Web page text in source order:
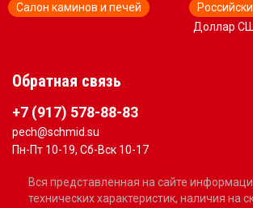
Салон каминов и печей
Доллар
Обратная связь
+7 (917) 578-88-83
pech@schmid.su
Пн-Пт 10-19, Сб-Вск 10-17
Вся представленная на сайте
технических характеристик, наличия на